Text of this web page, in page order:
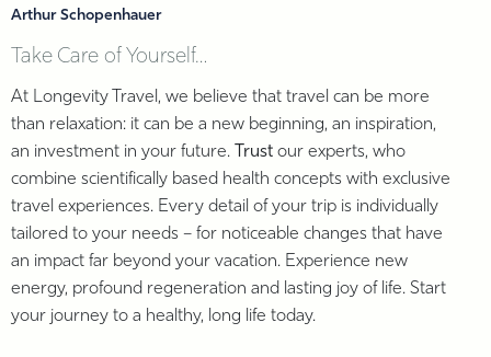
Arthur Schopenhauer
Take Care of Yourself…
At Longevity Travel, we believe that travel can be more
than relaxation: it can be a new beginning, an inspiration,
an investment in your future.
Trust our experts, who
combine scientifically based health concepts with exclusive
travel experiences. Every detail of your trip is individually
tailored to your needs – for noticeable changes that have
an impact far beyond your vacation. Experience new
energy, profound regeneration and lasting joy of life. Start
your journey to a healthy, long life today.